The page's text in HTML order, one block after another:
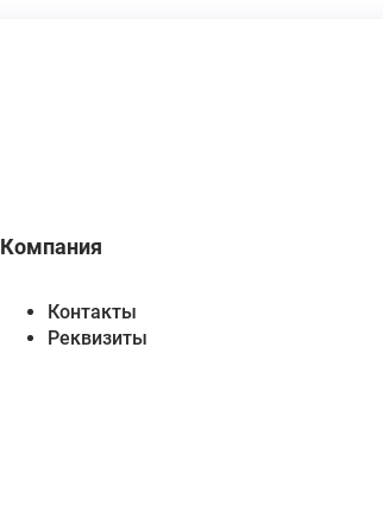
Компания
Контакты
Реквизиты